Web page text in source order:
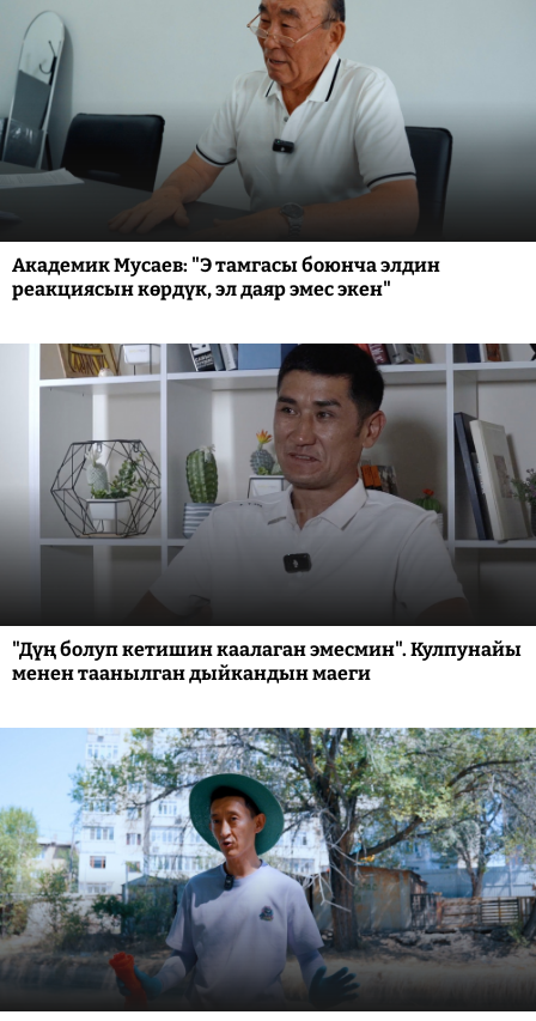
Академик Мусаев: "Э тамгасы боюнча элдин
реакциясын көрдүк, эл даяр эмес экен"
"Дүң болуп кетишин каалаган эмесмин". Кулпунайы
менен таанылган дыйкандын маеги